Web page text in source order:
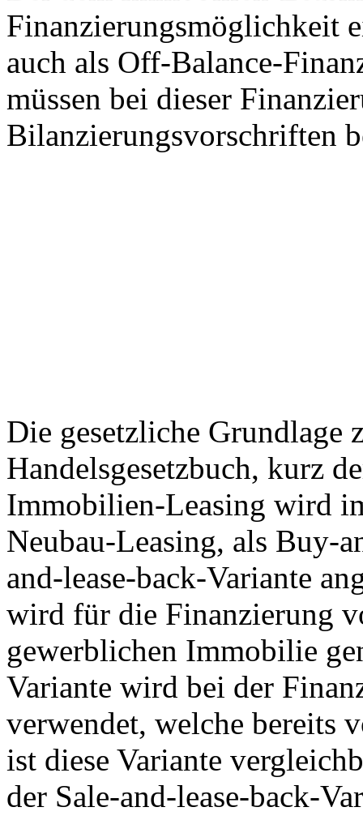
Finanzierungsmöglichkeit
auch als Off-Balance-
müssen bei dieser
Bilanzierungsvorschriften
Die gesetzliche
Handelsgesetzbuch, kurz
Immobilien-Leasing wird
Neubau-Leasing, als Buy-
and-lease-back-Variante
wird für die Finanzierung
gewerblichen Immobilie
Variante wird bei der
verwendet, welche bereits
ist diese Variante
der Sale-and-lease-back-